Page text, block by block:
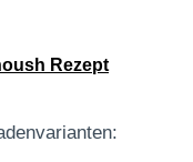
Rezept